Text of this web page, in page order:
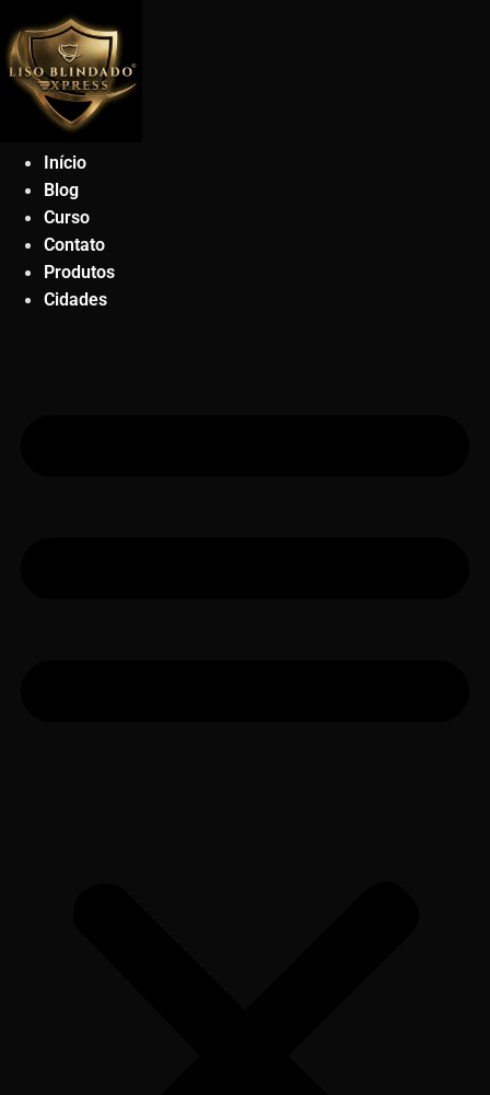
para
o
conteúdo
Início
Blog
Curso
Contato
Produtos
Cidades